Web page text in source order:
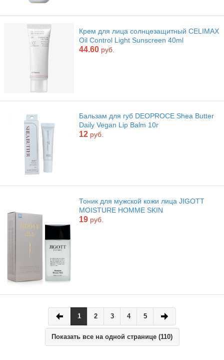
Крем для лица солнцезащитный CELIMAX
Oil Control Light Sunscreen 40ml
44.60 руб.
Бальзам для губ DEOPROCE Shea Butter
Daily Vegan Lip Balm 10г
12 руб.
Тоник для мужской кожи лица JIGOTT
MOISTURE HOMME SKIN
19 руб.
1 2 3 4 5
Показать все на одной странице (110)